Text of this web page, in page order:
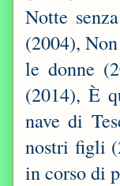
Notte
(2004),
le donne
(2014), È
nave di
nostri figli
in corso di